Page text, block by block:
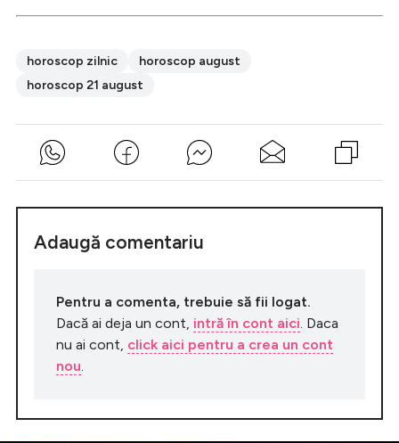
horoscop zilnic
horoscop august
horoscop 21 august
Adaugă comentariu
Pentru a comenta, trebuie să fii logat.
Dacă ai deja un cont, intră în cont aici . Daca
nu ai cont, click aici pentru a crea un cont
nou